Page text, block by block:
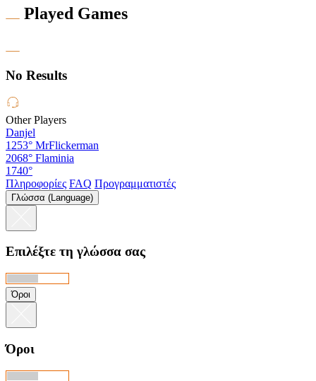
Played Games
No Results
Other Players
Danjel
1253° MrFlickerman
2068° Flaminia
1740°
Πληροφορίες FAQ Προγραμματιστές
Γλώσσα (Language)
Επιλέξτε τη γλώσσα σας
Όροι
Όροι